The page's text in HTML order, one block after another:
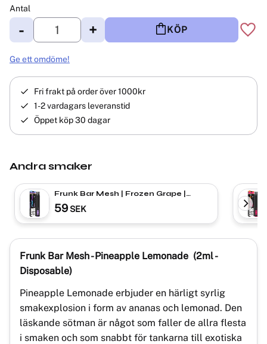
Antal
+
- KÖP
Ge ett omdöme!
Fri frakt på order över 1000kr
1-2 vardagars leveranstid
Öppet köp 30 dagar
Andra smaker
Frunk Bar Mesh | Frozen Grape |
Engångs Vape
59 SEK
Frunk Bar Mesh - Pineapple Lemonade (2ml -
Disposable)
Pineapple Lemonade erbjuder en härligt syrlig
smakexplosion i form av ananas och lemonad. Den
läskande sötman är något som faller de allra flesta
i smaken och som snabbt för tankarna till exotiska